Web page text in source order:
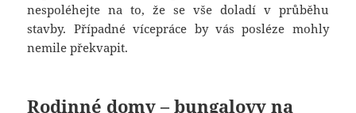
nespoléhejte na to, že se vše doladí v průběhu
stavby. Případné vícepráce by vás posléze mohly
nemile překvapit.
Rodinné domy – bungalovy na